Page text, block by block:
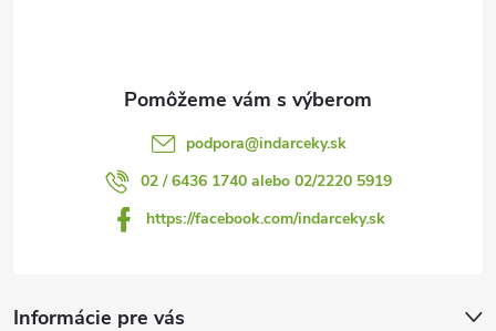
podpora@indarceky.sk
02 / 6436 1740 alebo 02/2220 5919
https://facebook.com/indarceky.sk
Informácie pre vás